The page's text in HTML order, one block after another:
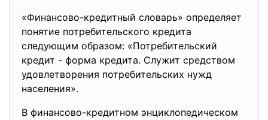
«Финансово-кредитный словарь» определяет
понятие потребительского кредита
следующим образом: «Потребительский
кредит - форма кредита. Служит средством
удовлетворения потребительских нужд
населения».
В финансово-кредитном энциклопедическом